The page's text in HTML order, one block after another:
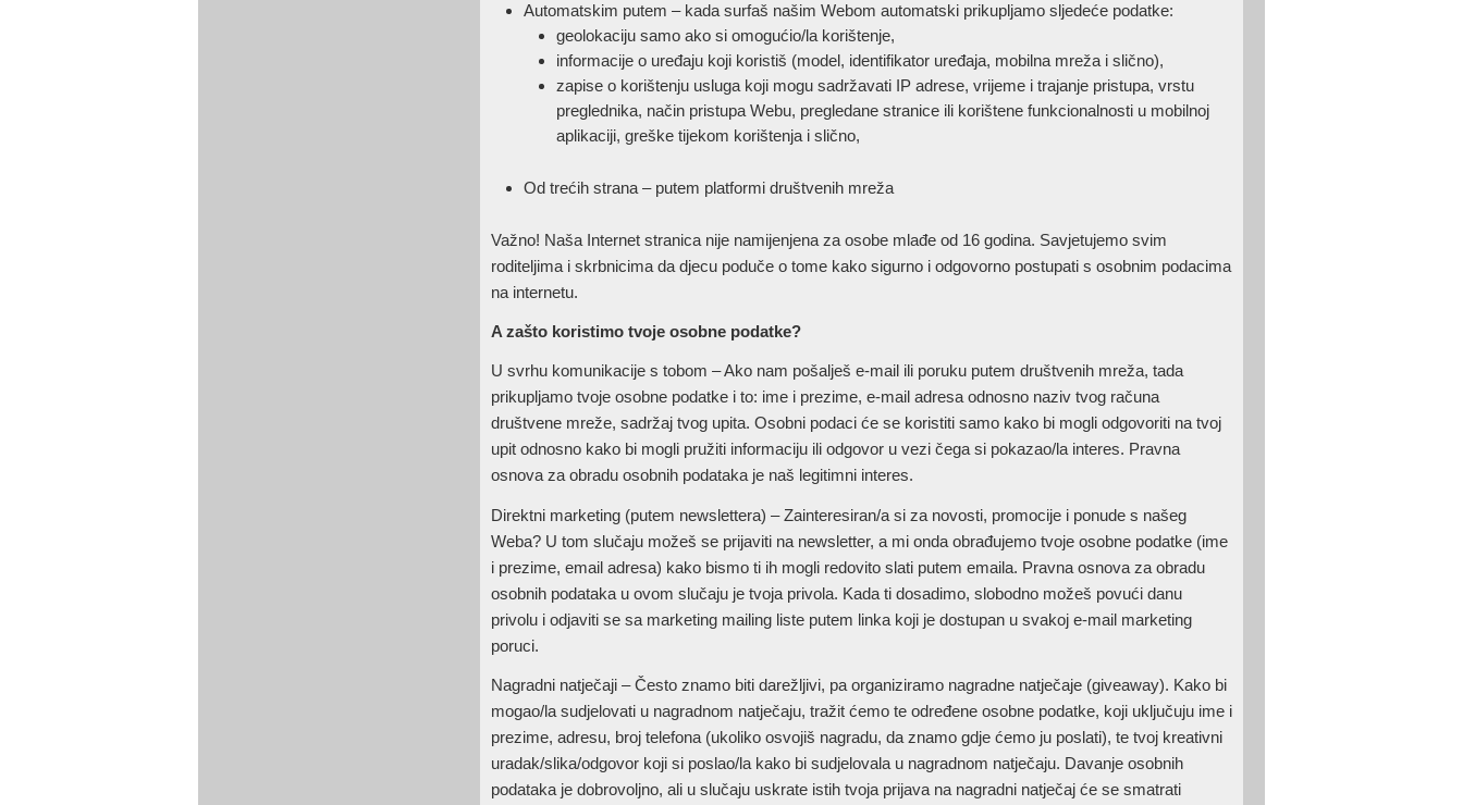
Automatskim putem – kada surfaš našim Webom automatski prikupljamo sljedeće podatke:
geolokaciju samo ako si omogućio/la korištenje,
informacije o uređaju koji koristiš (model, identifikator uređaja, mobilna mreža i slično),
zapise o korištenju usluga koji mogu sadržavati IP adrese, vrijeme i trajanje pristupa, vrstu
preglednika, način pristupa Webu, pregledane stranice ili korištene funkcionalnosti u mobilnoj
aplikaciji, greške tijekom korištenja i slično,
Od trećih strana – putem platformi društvenih mreža
Važno! Naša Internet stranica nije namijenjena za osobe mlađe od 16 godina. Savjetujemo svim
roditeljima i skrbnicima da djecu poduče o tome kako sigurno i odgovorno postupati s osobnim podacima
na internetu.
A zašto koristimo tvoje osobne podatke?
U svrhu komunikacije s tobom – Ako nam pošalješ e-mail ili poruku putem društvenih mreža, tada
prikupljamo tvoje osobne podatke i to: ime i prezime, e-mail adresa odnosno naziv tvog računa
društvene mreže, sadržaj tvog upita. Osobni podaci će se koristiti samo kako bi mogli odgovoriti na tvoj
upit odnosno kako bi mogli pružiti informaciju ili odgovor u vezi čega si pokazao/la interes. Pravna
osnova za obradu osobnih podataka je naš legitimni interes.
Direktni marketing (putem newslettera) – Zainteresiran/a si za novosti, promocije i ponude s našeg
Weba? U tom slučaju možeš se prijaviti na newsletter, a mi onda obrađujemo tvoje osobne podatke (ime
i prezime, email adresa) kako bismo ti ih mogli redovito slati putem emaila. Pravna osnova za obradu
osobnih podataka u ovom slučaju je tvoja privola. Kada ti dosadimo, slobodno možeš povući danu
privolu i odjaviti se sa marketing mailing liste putem linka koji je dostupan u svakoj e-mail marketing
poruci.
Nagradni natječaji – Često znamo biti darežljivi, pa organiziramo nagradne natječaje (giveaway). Kako bi
mogao/la sudjelovati u nagradnom natječaju, tražit ćemo te određene osobne podatke, koji uključuju ime i
prezime, adresu, broj telefona (ukoliko osvojiš nagradu, da znamo gdje ćemo ju poslati), te tvoj kreativni
uradak/slika/odgovor koji si poslao/la kako bi sudjelovala u nagradnom natječaju. Davanje osobnih
podataka je dobrovoljno, ali u slučaju uskrate istih tvoja prijava na nagradni natječaj će se smatrati